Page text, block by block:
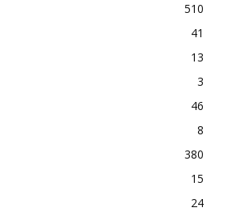
510
41
13
3
46
8
380
15
24